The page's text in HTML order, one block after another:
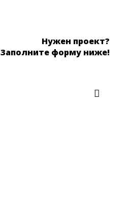
Нужен проект?
Заполните форму ниже!
